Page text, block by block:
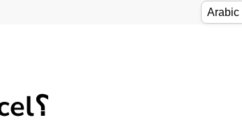
كيف يمكن تحديث سعر الصرف تلقائيًا في Excel؟